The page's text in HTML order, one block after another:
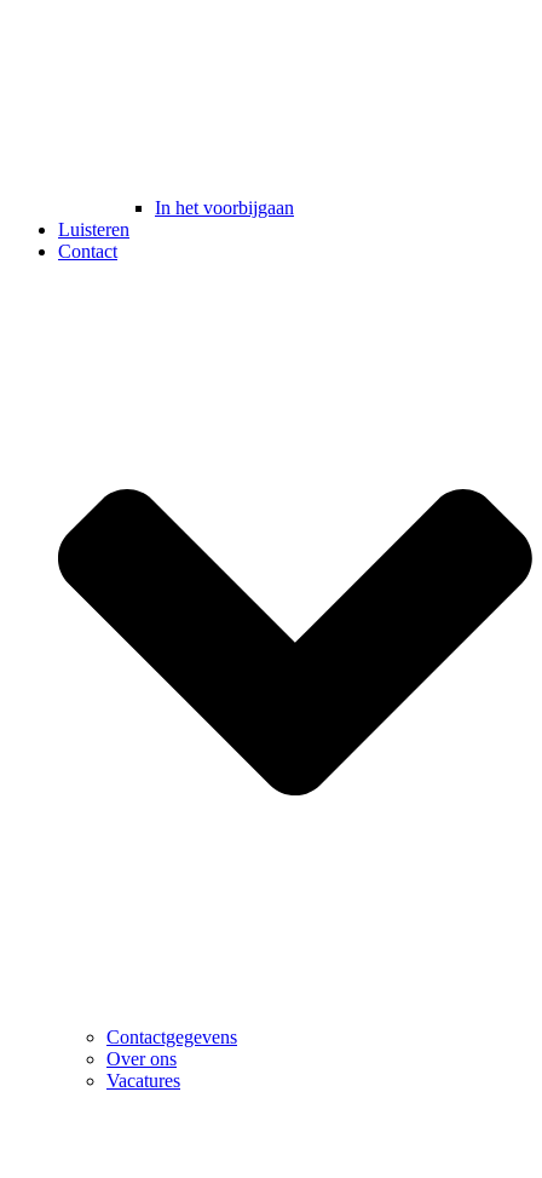
In het voorbijgaan
Luisteren
Contact
Contactgegevens
Over ons
Vacatures